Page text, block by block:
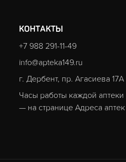
КОНТАКТЫ
+7 988 291-11-49
info@apteka149.ru
г. Дербент, пр. Агасиева 17А
Часы работы каждой аптеки
— на странице Адреса аптек